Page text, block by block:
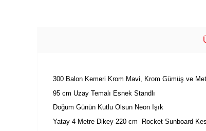
300 Balon Kemeri Krom Mavi, Krom Gümüş ve
95 cm Uzay Temalı Esnek Standlı
Doğum Günün Kutlu Olsun Neon Işık
Yatay 4 Metre Dikey 220 cm Rocket Sunboard